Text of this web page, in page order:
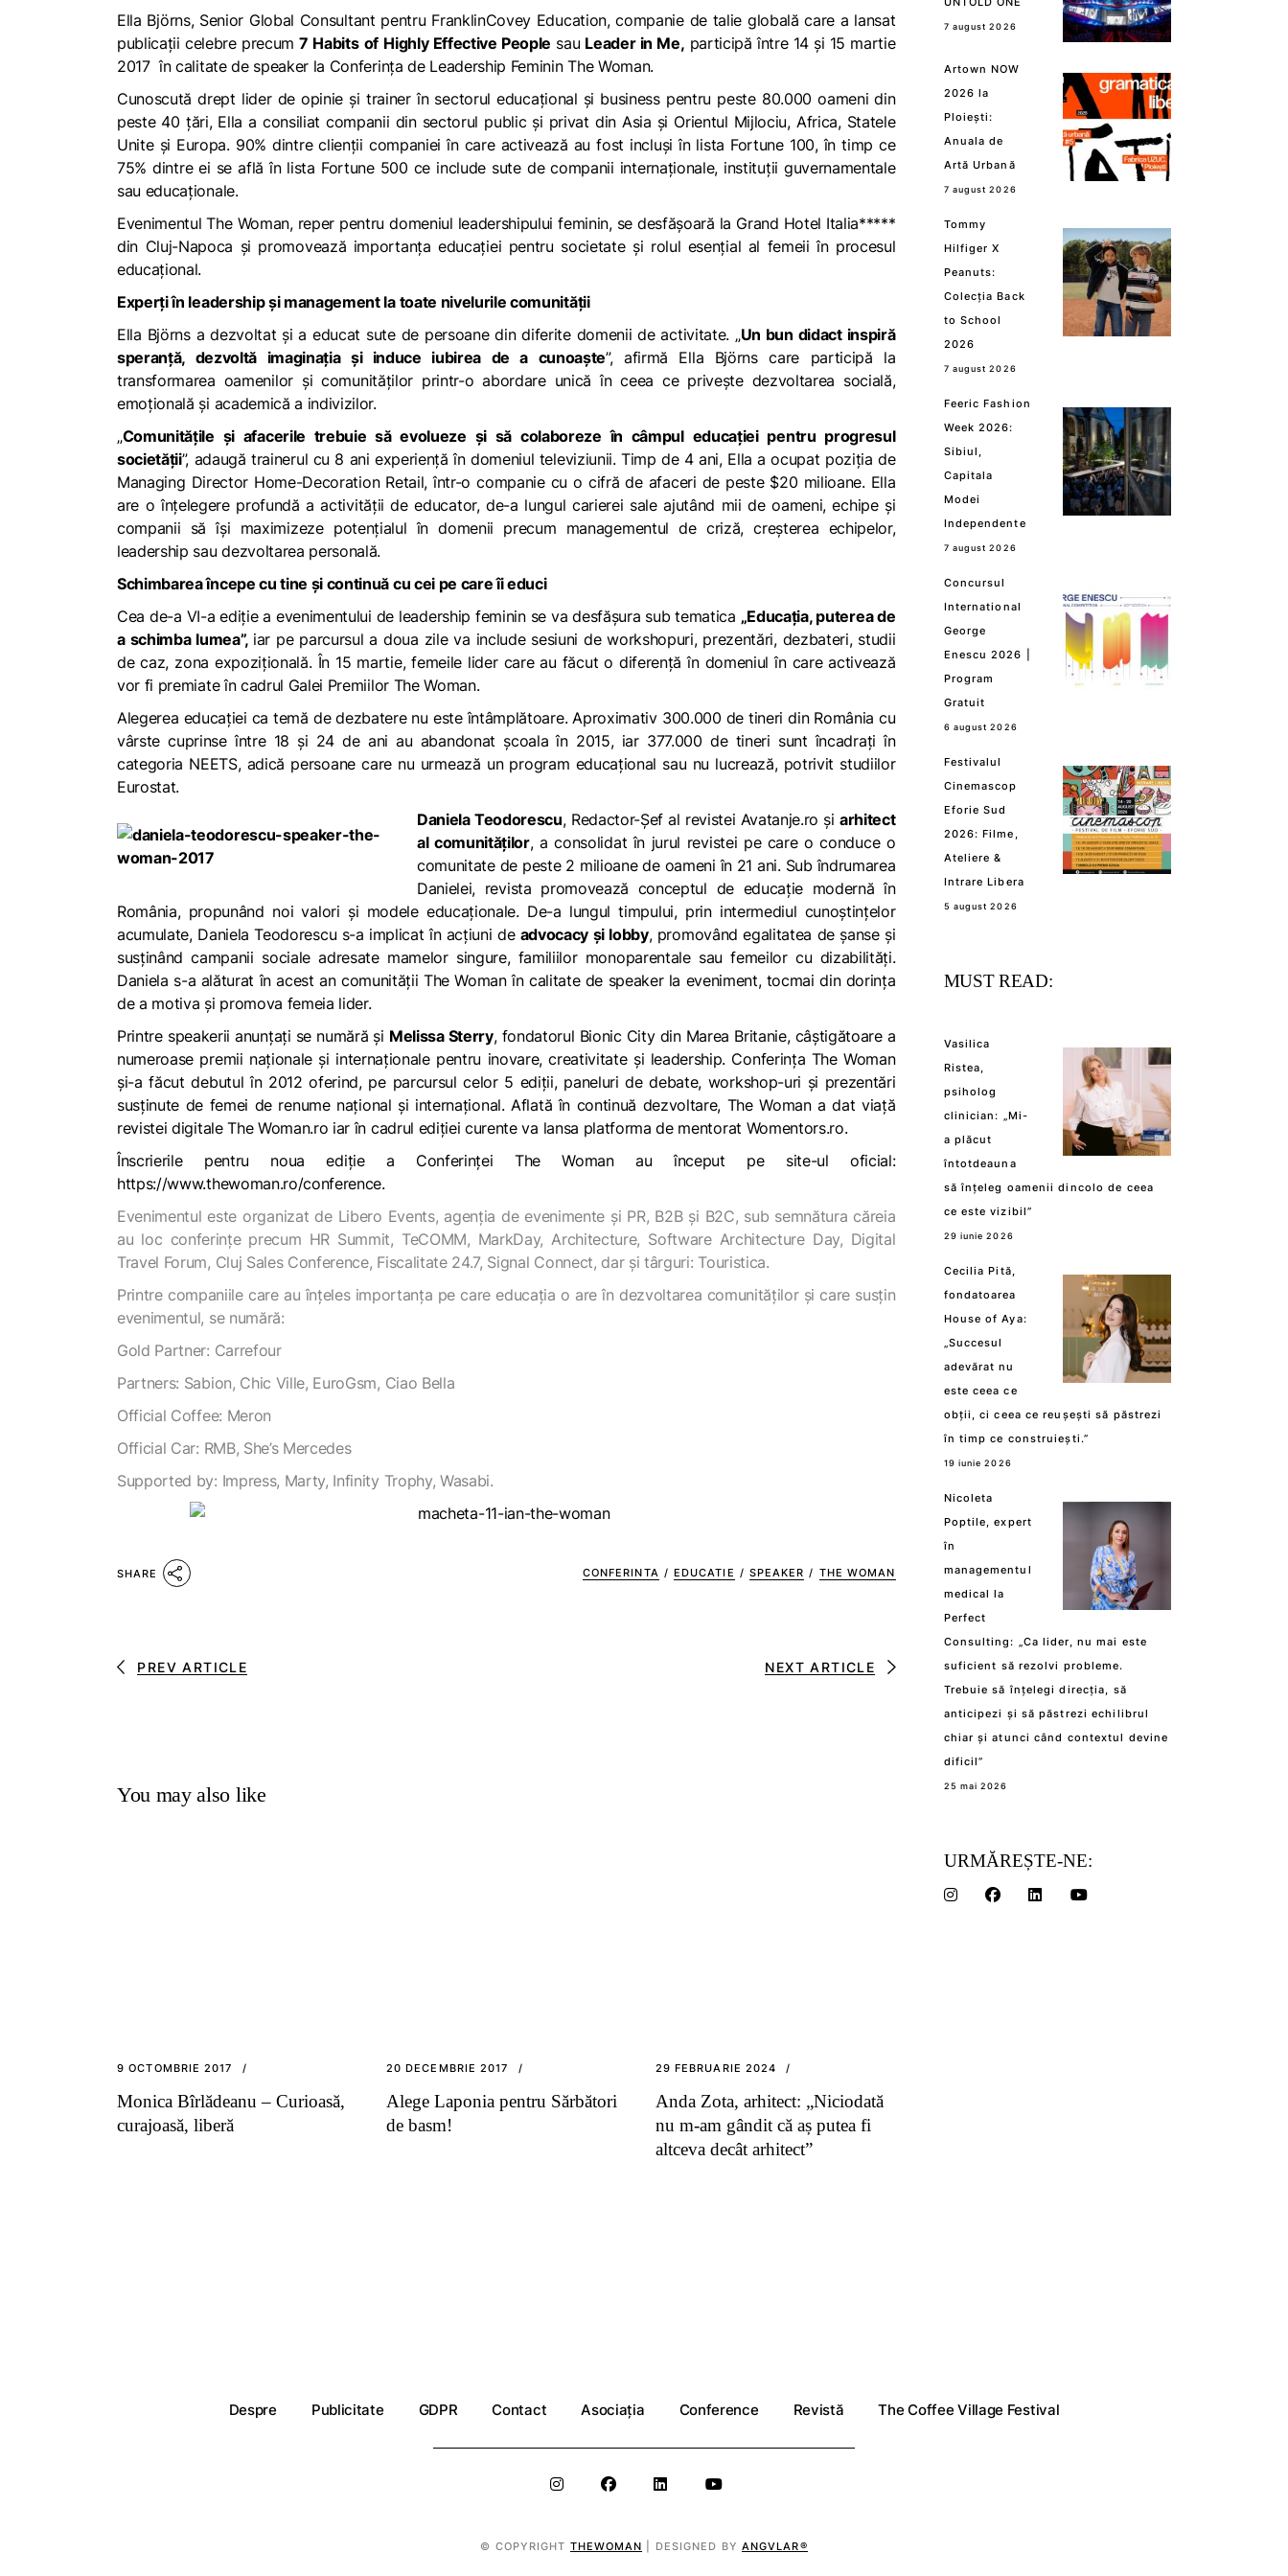
Ella Björns, Senior Global Consultant pentru FranklinCovey Education, companie de talie globală care a lansat
publicații celebre precum7 Habits of Highly Effective People sau Leader in Me, participă între 14 și 15 martie
2017 în calitate de speaker la Conferința de Leadership Feminin The Woman.
Cunoscută drept lider de opinie și trainer în sectorul educațional și business pentru peste 80.000 oameni din
peste 40 țări, Ella a consiliat companii din sectorul public și privat din Asia și Orientul Mijlociu, Africa, Statele
Unite și Europa. 90% dintre clienții companiei în care activează au fost incluși în lista Fortune 100, în timp ce
75% dintre ei se află în lista Fortune 500 ce include sute de companii internaționale, instituții guvernamentale
sau educaționale.
Evenimentul The Woman, reper pentru domeniul leadershipului feminin, se desfășoară la Grand Hotel Italia*****
din Cluj-Napoca și promovează importanța educației pentru societate și rolul esențial al femeii în procesul
educațional.
Experți în leadership și management la toate nivelurile comunității
Ella Björns a dezvoltat și a educat sute de persoane din diferite domenii de activitate. „Un bun didact inspiră
speranță, dezvoltă imaginația și induce iubirea de a cunoaște”, afirmă Ella Björns care participă la
transformarea oamenilor și comunităților printr-o abordare unică în ceea ce privește dezvoltarea socială,
emoțională și academică a indivizilor.
„Comunitățile și afacerile trebuie să evolueze și să colaboreze în câmpul educației pentru progresul
societății”, adaugă trainerul cu 8 ani experiență în domeniul televiziunii. Timp de 4 ani, Ella a ocupat poziția de
Managing Director Home-Decoration Retail, într-o companie cu o cifră de afaceri de peste $20 milioane. Ella
are o înțelegere profundă a activității de educator, de-a lungul carierei sale ajutând mii de oameni, echipe și
companii să își maximizeze potențialul în domenii precum managementul de criză, creșterea echipelor,
leadership sau dezvoltarea personală.
Schimbarea începe cu tine și continuă cu cei pe care îi educi
Cea de-a VI-a ediție a evenimentului de leadership feminin se va desfășura sub tematica „Educația, puterea de
aschimba lumea”, iar pe parcursul a doua zile va include sesiuni de workshopuri, prezentări, dezbateri, studii
de caz, zona expozițională. În 15 martie, femeile lider care au făcut o diferență în domeniul în care activează
vor fi premiate în cadrul Galei Premiilor The Woman.
Alegerea educației ca temă de dezbatere nu este întâmplătoare. Aproximativ 300.000 de tineri din România cu
vârste cuprinse între 18 și 24 de ani au abandonat școala în 2015, iar 377.000 de tineri sunt încadrați în
categoria NEETS, adică persoane care nu urmează un program educațional sau nu lucrează, potrivit studiilor
Eurostat.
Daniela Teodorescu, Redactor-Șef al revistei Avatanje.ro șiarhitect
al comunităților, a consolidat în jurul revistei pe care o conduce o
comunitate de peste 2 milioane de oameni în 21 ani. Sub îndrumarea
Danielei, revista promovează conceptul de educație modernă în
România, propunând noi valori și modele educaționale. De-a lungul timpului, prin intermediul cunoștințelor
acumulate, Daniela Teodorescu s-a implicat în acțiuni de advocacy și lobby, promovând egalitatea de șanse și
susținând campanii sociale adresate mamelor singure, familiilor monoparentale sau femeilor cu dizabilități.
Daniela s-a alăturat în acest an comunității The Woman în calitate de speaker la eveniment, tocmai din dorința
de a motiva și promova femeia lider.
Printre speakerii anunțați se numără și Melissa Sterry, fondatorul Bionic City din Marea Britanie, câștigătoare a
numeroase premii naționale și internaționale pentru inovare, creativitate și leadership. Conferința The Woman
și-a făcut debutul în 2012 oferind, pe parcursul celor 5 ediții, paneluri de debate, workshop-uri și prezentări
susținute de femei de renume național și internațional. Aflată în continuă dezvoltare, The Woman a dat viață
revistei digitale The Woman.ro iar în cadrul ediției curente va lansa platforma de mentorat Womentors.ro.
Înscrierile pentru noua ediție a Conferinței The Woman au început pe site-ul oficial:
https://www.thewoman.ro/conference.
Evenimentul este organizat de Libero Events, agenția de evenimente și PR, B2B și B2C, sub semnătura căreia
au loc conferințe precum HR Summit, TeCOMM, MarkDay, Architecture, Software Architecture Day, Digital
Travel Forum, Cluj Sales Conference, Fiscalitate 24.7, Signal Connect, dar și târguri: Touristica.
Printre companiile care au înțeles importanța pe care educația o are în dezvoltarea comunităților și care susțin
evenimentul, se numără:
Gold Partner: Carrefour
Partners: Sabion, Chic Ville, EuroGsm, Ciao Bella
Official Coffee: Meron
Official Car: RMB, She’s Mercedes
Supported by: Impress, Marty, Infinity Trophy, Wasabi.
SHARE CONFERINTA / EDUCATIE / SPEAKER / THE WOMAN
PREV ARTICLE NEXT ARTICLE
You may also like
9 OCTOMBRIE 2017
Monica Bîrlădeanu – Curioasă,
curajoasă, liberă
20 DECEMBRIE 2017
Alege Laponia pentru Sărbători
de basm!
29 FEBRUARIE 2024
Anda Zota, arhitect: „Niciodată
nu m-am gândit că aș putea fi
altceva decât arhitect”
7 august 2026
Artown NOW
2026 la
Ploiești:
Anuala de
Artă Urbană
7 august 2026
Tommy
Hilfiger X
Peanuts:
Colecția Back
to School
2026
7 august 2026
Feeric Fashion
Week 2026:
Sibiul,
Capitala
Modei
Independente
7 august 2026
Concursul
International
George
Enescu 2026 |
Program
Gratuit
6 august 2026
Festivalul
Cinemascop
Eforie Sud
2026: Filme,
Ateliere &
Intrare Libera
5 august 2026
MUST READ:
Vasilica
Ristea,
psiholog
clinician: „Mi-
a plăcut
întotdeauna
să înțeleg oamenii dincolo de ceea
ce este vizibil”
29 iunie 2026
Cecilia Pită,
fondatoarea
House of Aya:
„Succesul
adevărat nu
este ceea ce
obții, ci ceea ce reușești să păstrezi
în timp ce construiești.”
19 iunie 2026
Nicoleta
Poptile, expert
în
managementul
medical la
Perfect
Consulting: „Ca lider, nu mai este
suficient să rezolvi probleme.
Trebuie să înțelegi direcția, să
anticipezi și să păstrezi echilibrul
chiar și atunci când contextul devine
dificil”
25 mai 2026
URMĂREȘTE-NE:
Despre Publicitate GDPR Contact Asociația Conference Revistă The Coffee Village Festival
© COPYRIGHT THEWOMAN | DESIGNED BY ANGVLAR®